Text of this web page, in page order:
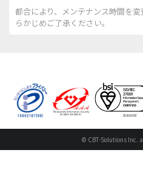
都合により、メンテナンス時間を
らかじめご了承ください。
© CBT-Solutions Inc.